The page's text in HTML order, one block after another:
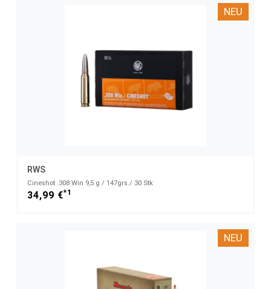
NEU
RWS
Cineshot .308 Win 9,5 g / 147grs./ 30 Stk
34,99 €*1
NEU